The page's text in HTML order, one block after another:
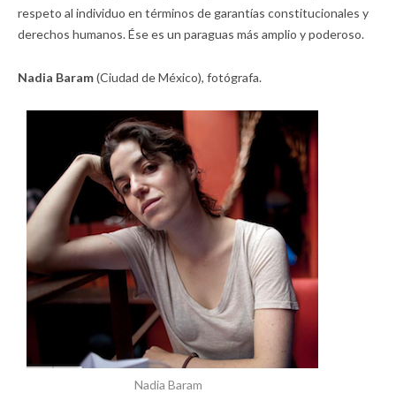
respeto al individuo en términos de garantías constitucionales y
derechos humanos. Ése es un paraguas más amplio y poderoso.
Nadia Baram(Ciudad de México), fotógrafa.
Nadia Baram